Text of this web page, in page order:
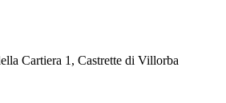
Cartiera 1, Castrette di Villorba